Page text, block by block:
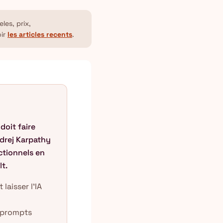
prix,
les articles recents.
doit faire
Karpathy
en
laisser l'IA